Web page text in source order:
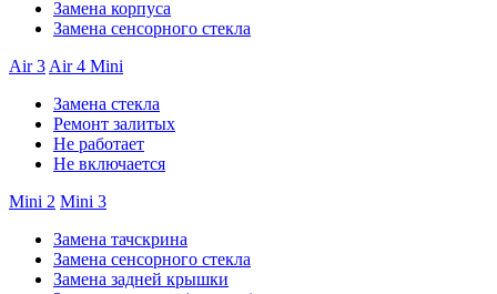
Замена корпуса
Замена сенсорного стекла
Air 3 Air 4 Mini
Замена стекла
Ремонт залитых
Не работает
Не включается
Mini 2 Mini 3
Замена тачскрина
Замена сенсорного стекла
Замена задней крышки